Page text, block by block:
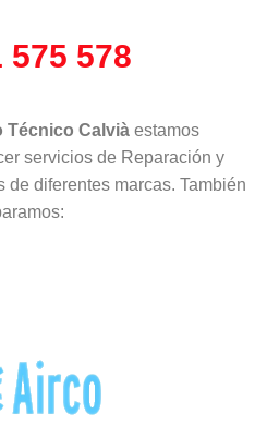
575 578
Técnico Calviàestamos
servicios de Reparación y
de diferentes marcas. También